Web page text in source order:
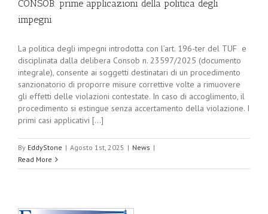
CONSOB: prime applicazioni della politica degli
impegni
La politica degli impegni introdotta con l’art. 196-ter del TUF e
disciplinata dalla delibera Consob n. 23597/2025 (documento
integrale), consente ai soggetti destinatari di un procedimento
sanzionatorio di proporre misure correttive volte a rimuovere
gli effetti delle violazioni contestate. In caso di accoglimento, il
procedimento si estingue senza accertamento della violazione. I
primi casi applicativi [...]
By EddyStone | Agosto 1st, 2025 | News |
Read More